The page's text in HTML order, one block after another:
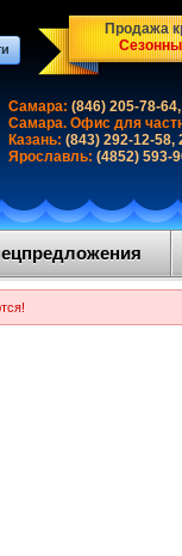
Продажа
Самара: (846) 205-78-
Самара. Офис для
Казань: (843) 292-12-58,
Ярославль: (4852) 593-